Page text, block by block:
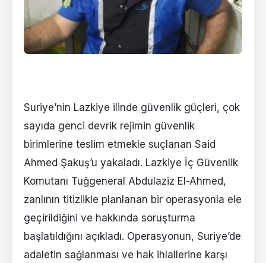
Suriye’nin Lazkiye ilinde güvenlik güçleri, çok
sayıda genci devrik rejimin güvenlik
birimlerine teslim etmekle suçlanan Said
Ahmed Şakuş’u yakaladı. Lazkiye İç Güvenlik
Komutanı Tuğgeneral Abdulaziz El-Ahmed,
zanlının titizlikle planlanan bir operasyonla ele
geçirildiğini ve hakkında soruşturma
başlatıldığını açıkladı. Operasyonun, Suriye’de
adaletin sağlanması ve hak ihlallerine karşı